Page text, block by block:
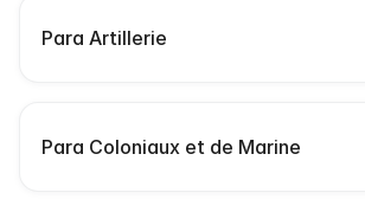
Para Artillerie
Para Coloniaux et de Marine